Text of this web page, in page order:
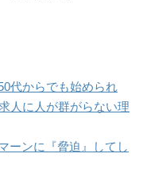
代からでも始められ
に人が群がらない理
ーンに『脅迫』してし